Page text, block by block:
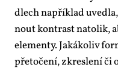
dlech na­pří­klad
nout kon­trast na­to­lik,
ele­men­ty. Ja­ká­ko­liv
pře­to­če­ní, zkres­le­ní či